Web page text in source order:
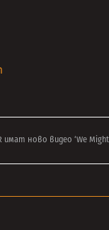
имат ново видео ‘We